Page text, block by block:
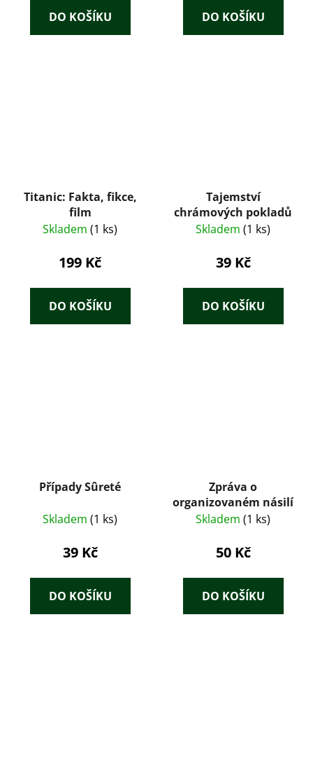
DO KOŠÍKU DO KOŠÍKU
Titanic: Fakta, fikce,
film
Skladem (1 ks)
199 Kč
DO KOŠÍKU
Tajemství
chrámových pokladů
Skladem (1 ks)
39 Kč
DO KOŠÍKU
Případy Sûreté
Skladem (1 ks)
39 Kč
DO KOŠÍKU
Zpráva o
organizovaném násilí
Skladem (1 ks)
50 Kč
DO KOŠÍKU